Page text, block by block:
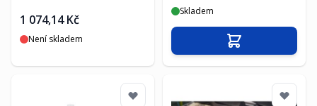
1 074,14 Kč
Není skladem
Skladem
Přidat do košíku